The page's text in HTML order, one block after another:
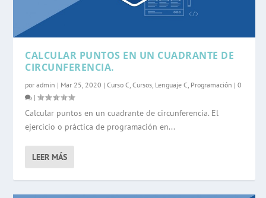
CALCULAR PUNTOS EN UN CUADRANTE DE
CIRCUNFERENCIA.
poradmin | Mar 25, 2020 |Curso C ,Cursos Lenguaje C Programación |0
|
Calcular puntos en un cuadrante de circunferencia. El
ejercicio o práctica de programación en...
LEER MÁS